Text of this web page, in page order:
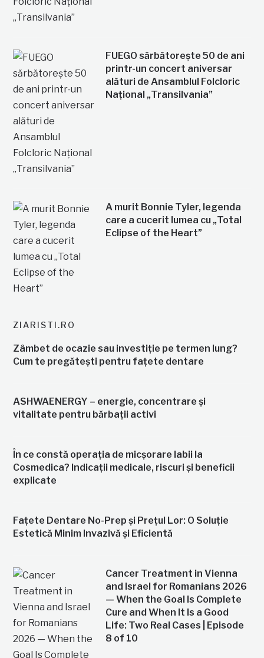
FUEGO sărbătorește 50 de ani
printr-un concert aniversar
alături de Ansamblul Folcloric
Național „Transilvania”
A murit Bonnie Tyler, legenda
care a cucerit lumea cu „Total
Eclipse of the Heart”
ZIARISTI.RO
Zâmbet de ocazie sau investiție pe termen lung?
Cum te pregătești pentru fațete dentare
ASHWAENERGY – energie, concentrare și
vitalitate pentru bărbații activi
În ce constă operația de micșorare labii la
Cosmedica? Indicații medicale, riscuri și beneficii
explicate
Fațete Dentare No-Prep și Prețul Lor: O Soluție
Estetică Minim Invazivă și Eficientă
Cancer Treatment in Vienna
and Israel for Romanians 2026
— When the Goal Is Complete
Cure and When It Is a Good
Life: Two Real Cases | Episode
8 of 10